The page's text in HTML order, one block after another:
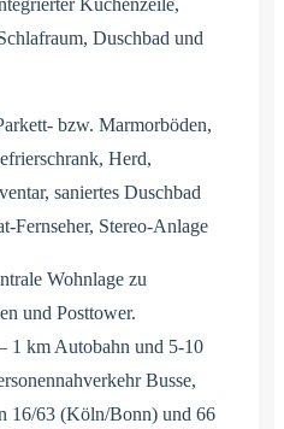
Duschbad und
bzw. Marmorböden,
Herd,
saniertes Duschbad
Fernseher, Stereo-Anlage
Wohnlage zu
und Posttower.
1 km Autobahn und 5-10
Busse,
16/63 (Köln/Bonn) und 66